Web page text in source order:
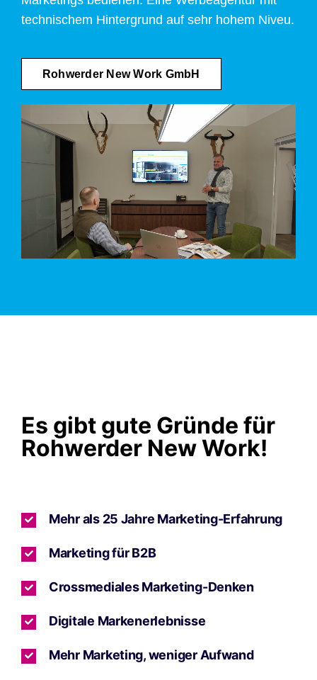
technischem Hintergrund auf sehr hohem Niveu.
Rohwerder New Work GmbH
Es gibt gute Gründe für
Rohwerder New Work!
Mehr als 25 Jahre Marketing-Erfahrung
Marketing für B2B
Crossmediales Marketing-Denken
Digitale Markenerlebnisse
Mehr Marketing, weniger Aufwand